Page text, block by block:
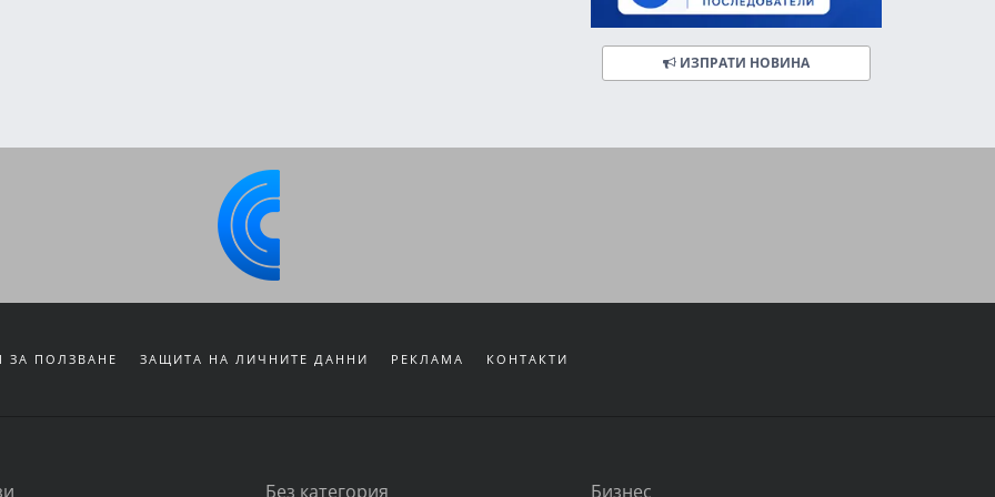
ИЗПРАТИ НОВИНА
ЗА ПОЛЗВАНЕ ЗАЩИТА НА ЛИЧНИТЕ ДАННИ РЕКЛАМА КОНТАКТИ
Без категория Бизнес